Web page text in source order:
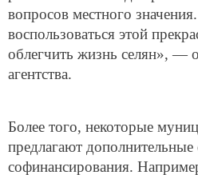
вопросов местного
воспользоваться этой
облегчить жизнь селян», —
агентства.
Более того, некоторые
предлагают
софинансирования.